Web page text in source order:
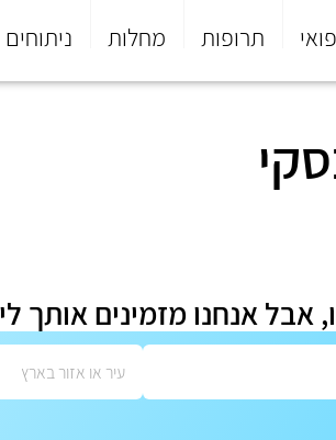
תרופות מחלות ניתוחים
אבל אנחנו מזמינים